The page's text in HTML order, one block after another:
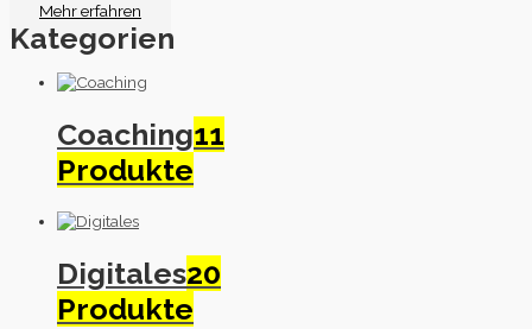
Mehr erfahren
Kategorien
Coaching11
Produkte
Digitales20
Produkte